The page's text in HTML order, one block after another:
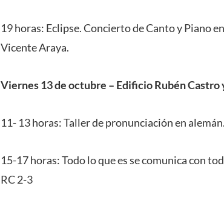
19 horas: Eclipse. Concierto de Canto y Piano
Vicente Araya.
Viernes 13 de octubre – Edificio Rubén Castro
11- 13 horas: Taller de pronunciación en
15-17 horas: Todo lo que es se comunica con
RC 2-3